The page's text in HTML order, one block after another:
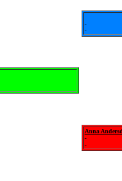
-
-
Anna
-
-